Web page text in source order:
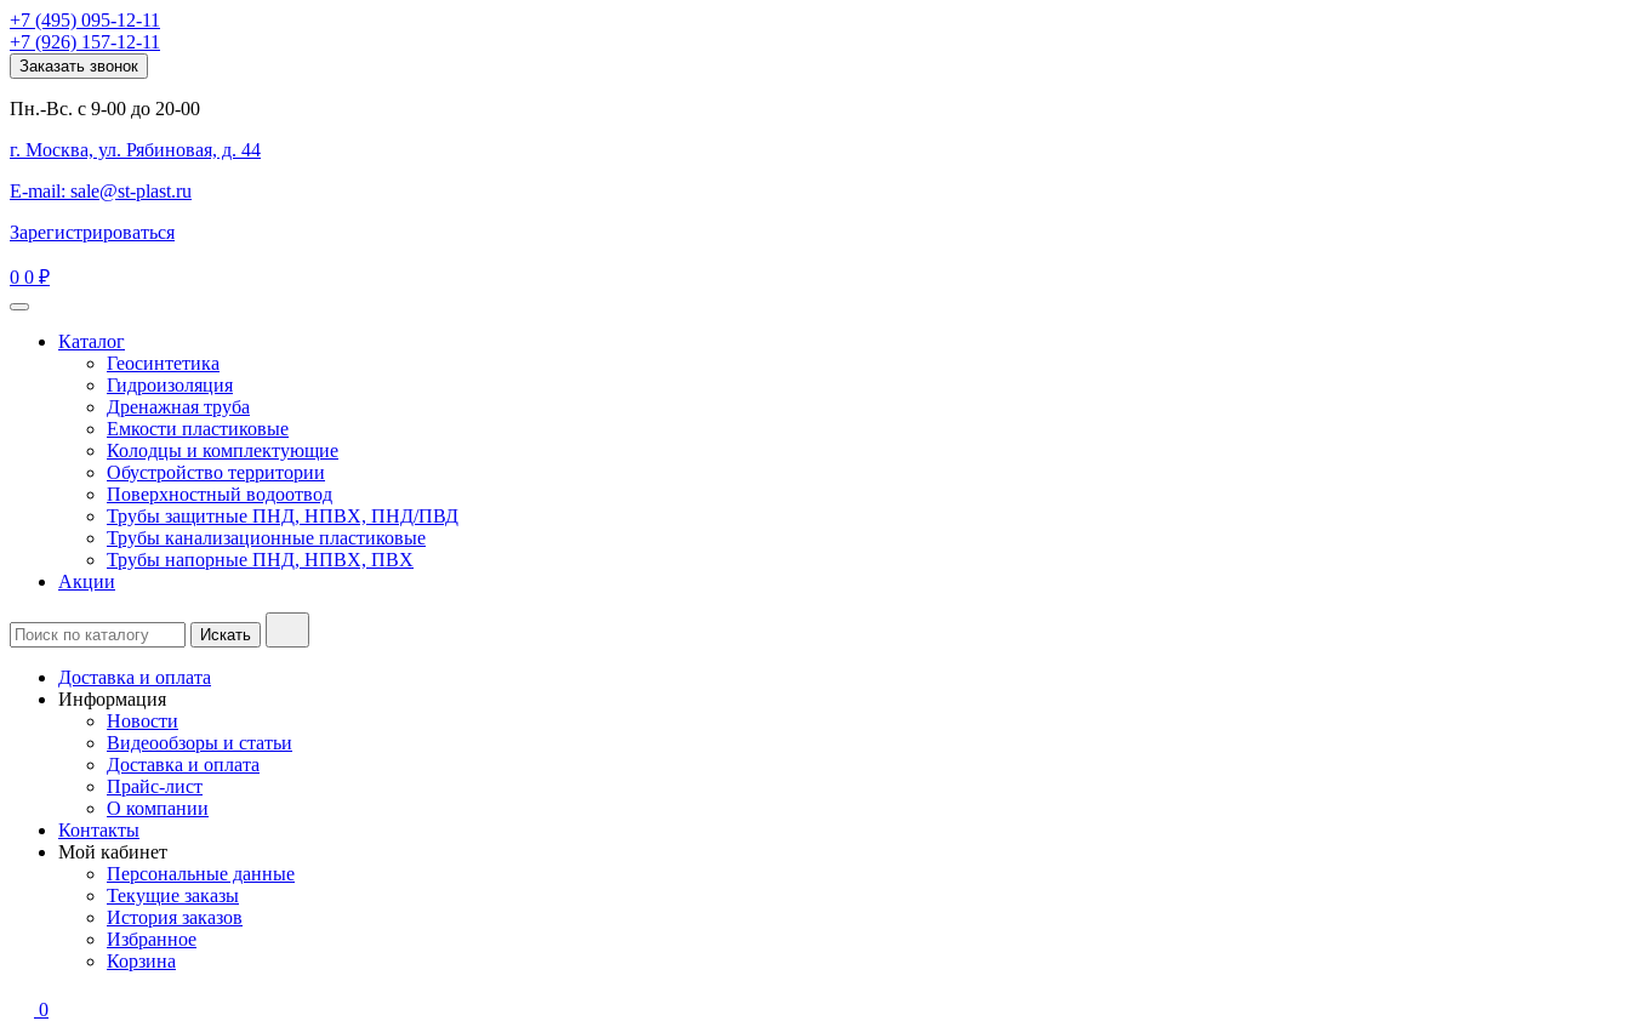
+7 (495) 095-12-11
+7 (926) 157-12-11
Заказать звонок
Пн.-Вс. с 9-00 до 20-00
г. Москва, ул. Рябиновая, д. 44
E-mail: sale@st-plast.ru
Зарегистрироваться
0 0 ₽
Каталог
Геосинтетика
Гидроизоляция
Дренажная труба
Емкости пластиковые
Колодцы и комплектующие
Обустройство территории
Поверхностный водоотвод
Трубы защитные ПНД, НПВХ, ПНД/ПВД
Трубы канализационные пластиковые
Трубы напорные ПНД, НПВХ, ПВХ
Акции
Доставка и оплата
Информация
Новости
Видеообзоры и статьи
Доставка и оплата
Прайс-лист
О компании
Контакты
Мой кабинет
Персональные данные
Текущие заказы
История заказов
Избранное
Корзина
0